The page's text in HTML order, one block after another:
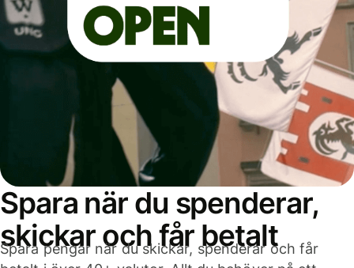
Spara när du spenderar,
skickar och får betalt
Spara pengar när du skickar, spenderar och får